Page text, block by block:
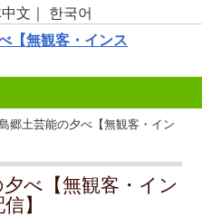
文 한국어
郷土芸能の夕べ【無観客・イン
べ【無観客・イン
】